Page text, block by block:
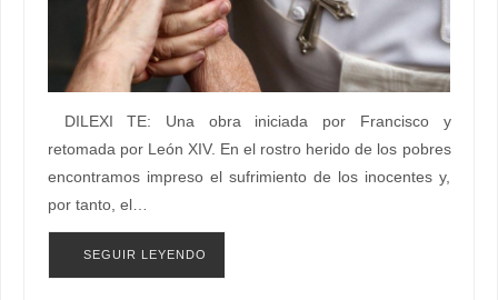
DILEXI TE: Una obra iniciada por Francisco y
retomada por León XIV. En el rostro herido de los pobres
encontramos impreso el sufrimiento de los inocentes y,
por tanto, el…
SEGUIR LEYENDO